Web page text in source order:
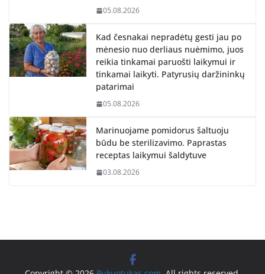
05.08.2026
Kad česnakai nepradėtų gesti jau po
mėnesio nuo derliaus nuėmimo, juos
reikia tinkamai paruošti laikymui ir
tinkamai laikyti. Patyrusių daržininkų
patarimai
05.08.2026
Marinuojame pomidorus šaltuoju
būdu be sterilizavimo. Paprastas
receptas laikymui šaldytuve
03.08.2026